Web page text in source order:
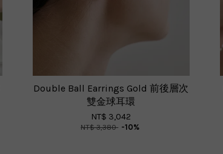
Double Ball Earrings Gold 前後層次
雙金球耳環
NT$ 3,042
NT$ 3,380 -10%